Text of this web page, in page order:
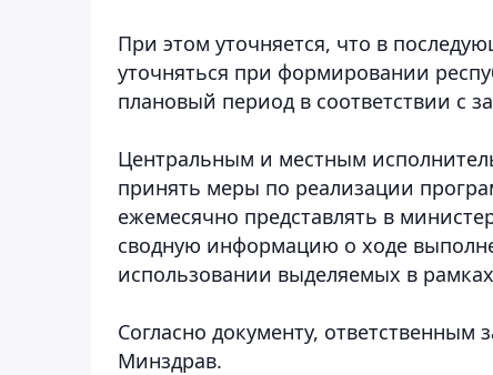
При этом уточняется, что в
уточняться при формировании
плановый период в соответствии с
Центральным и местным
принять меры по реализации
ежемесячно представлять в
сводную информацию о ходе
использовании выделяемых в
Согласно документу,
Минздрав.